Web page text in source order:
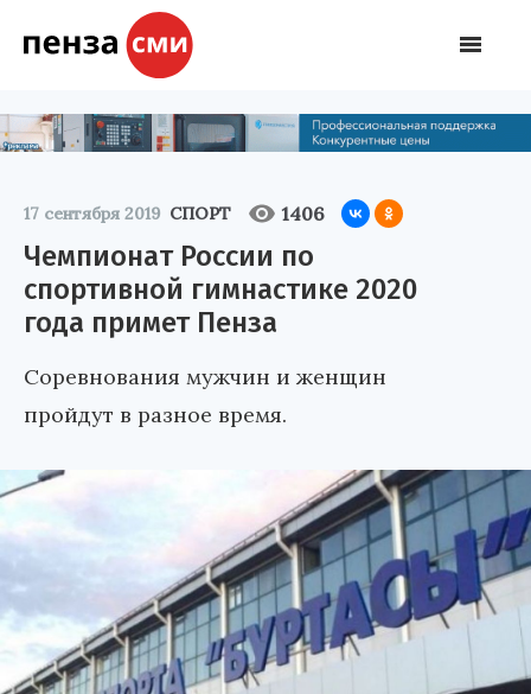
17 сентября 2019 СПОРТ 1406
Чемпионат России по
спортивной гимнастике 2020
года примет Пенза
Соревнования мужчин и женщин
пройдут в разное время.